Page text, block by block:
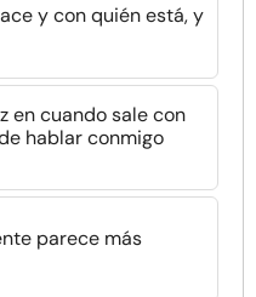
y con quién está, y
en cuando sale con
hablar conmigo
parece más